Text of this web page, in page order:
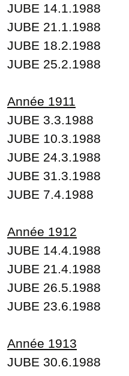
JUBE 14.1.1988
JUBE 21.1.1988
JUBE 18.2.1988
JUBE 25.2.1988
Année 1911
JUBE 3.3.1988
JUBE 10.3.1988
JUBE 24.3.1988
JUBE 31.3.1988
JUBE 7.4.1988
Année 1912
JUBE 14.4.1988
JUBE 21.4.1988
JUBE 26.5.1988
JUBE 23.6.1988
Année 1913
JUBE 30.6.1988